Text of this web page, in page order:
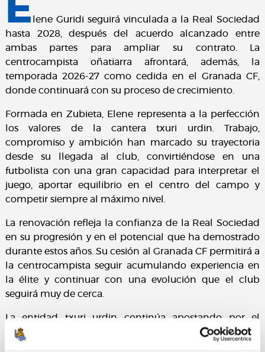
E lene Guridi seguirá vinculada a la Real Sociedad
hasta 2028, después del acuerdo alcanzado entre
ambas partes para ampliar su contrato. La
centrocampista oñatiarra afrontará, además, la
temporada 2026-27 como cedida en el Granada CF,
donde continuará con su proceso de crecimiento.
Formada en Zubieta, Elene representa a la perfección
los valores de la cantera txuri urdin. Trabajo,
compromiso y ambición han marcado su trayectoria
desde su llegada al club, convirtiéndose en una
futbolista con una gran capacidad para interpretar el
juego, aportar equilibrio en el centro del campo y
competir siempre al máximo nivel.
La renovación refleja la confianza de la Real Sociedad
en su progresión y en el potencial que ha demostrado
durante estos años. Su cesión al Granada CF permitirá a
la centrocampista seguir acumulando experiencia en
la élite y continuar con una evolución que el club
seguirá muy de cerca.
La entidad txuri urdin continúa apostando por el
talento de Zubieta como una de las bases de su